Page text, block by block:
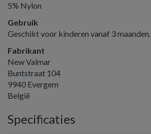
5% Nylon
Gebruik
Geschikt voor kinderen vanaf 3 maanden.
Fabrikant
New Valmar
Buntstraat 104
9940 Evergem
België
Specificaties